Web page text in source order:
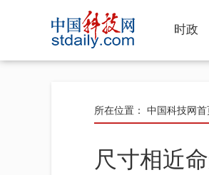
时政
所在位置： 中国科技网首
尺寸相近